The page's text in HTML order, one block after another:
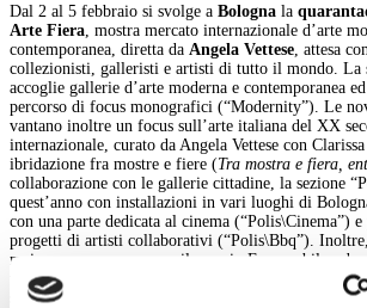
Dal 2 al 5 febbraio si svolge a Bologna la
Arte Fiera , mostra mercato internazionale d’arte
contemporanea, diretta da Angela Vettese , attesa
collezionisti, galleristi e artisti di tutto il mondo. La
accoglie gallerie d’arte moderna e contemporanea
percorso di focus monografici (“Modernity”). Le
vantano inoltre un focus sull’arte italiana del XX
internazionale, curato da Angela Vettese con
ibridazione fra mostre e fiere (Tra mostra e fiera,
collaborazione con le gallerie cittadine, la sezione
quest’anno con installazioni in vari luoghi di
con una parte dedicata al cinema (“Polis\Cinema”)
progetti di artisti collaborativi (“Polis\Bbq”).
main sponsor, promuove il premio Euromobil under
vincitore fra i giovani artisti che espongono in fiera.
svolge inoltre, a palazzo Re Enzo, la sesta edizione